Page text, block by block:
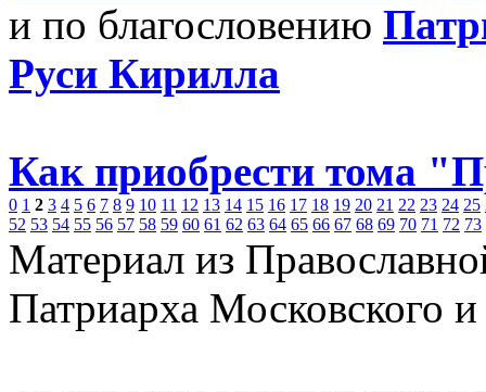
и по благословению
Руси Кирилла
Как приобрести тома
0 1 2 3 4 5 6 7 8 9 10 11 12 13 14 15 16 17 18 19 20 21 22 23 24 25
52 53 54 55 56 57 58 59 60 61 62 63 64 65 66 67 68 69 70 71 72 73
Материал из
Патриарха Московского